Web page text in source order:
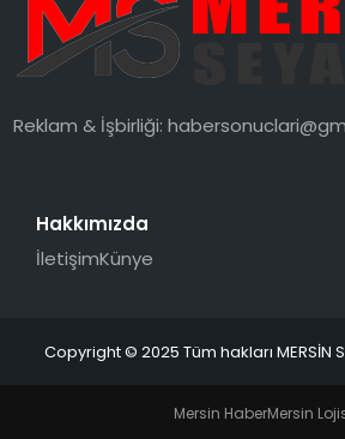
Reklam & İşbirliği:
Hakkımızda
İletişimKünye
Copyright © 2025 Tüm hakları MERSİN
Mersin HaberMersin